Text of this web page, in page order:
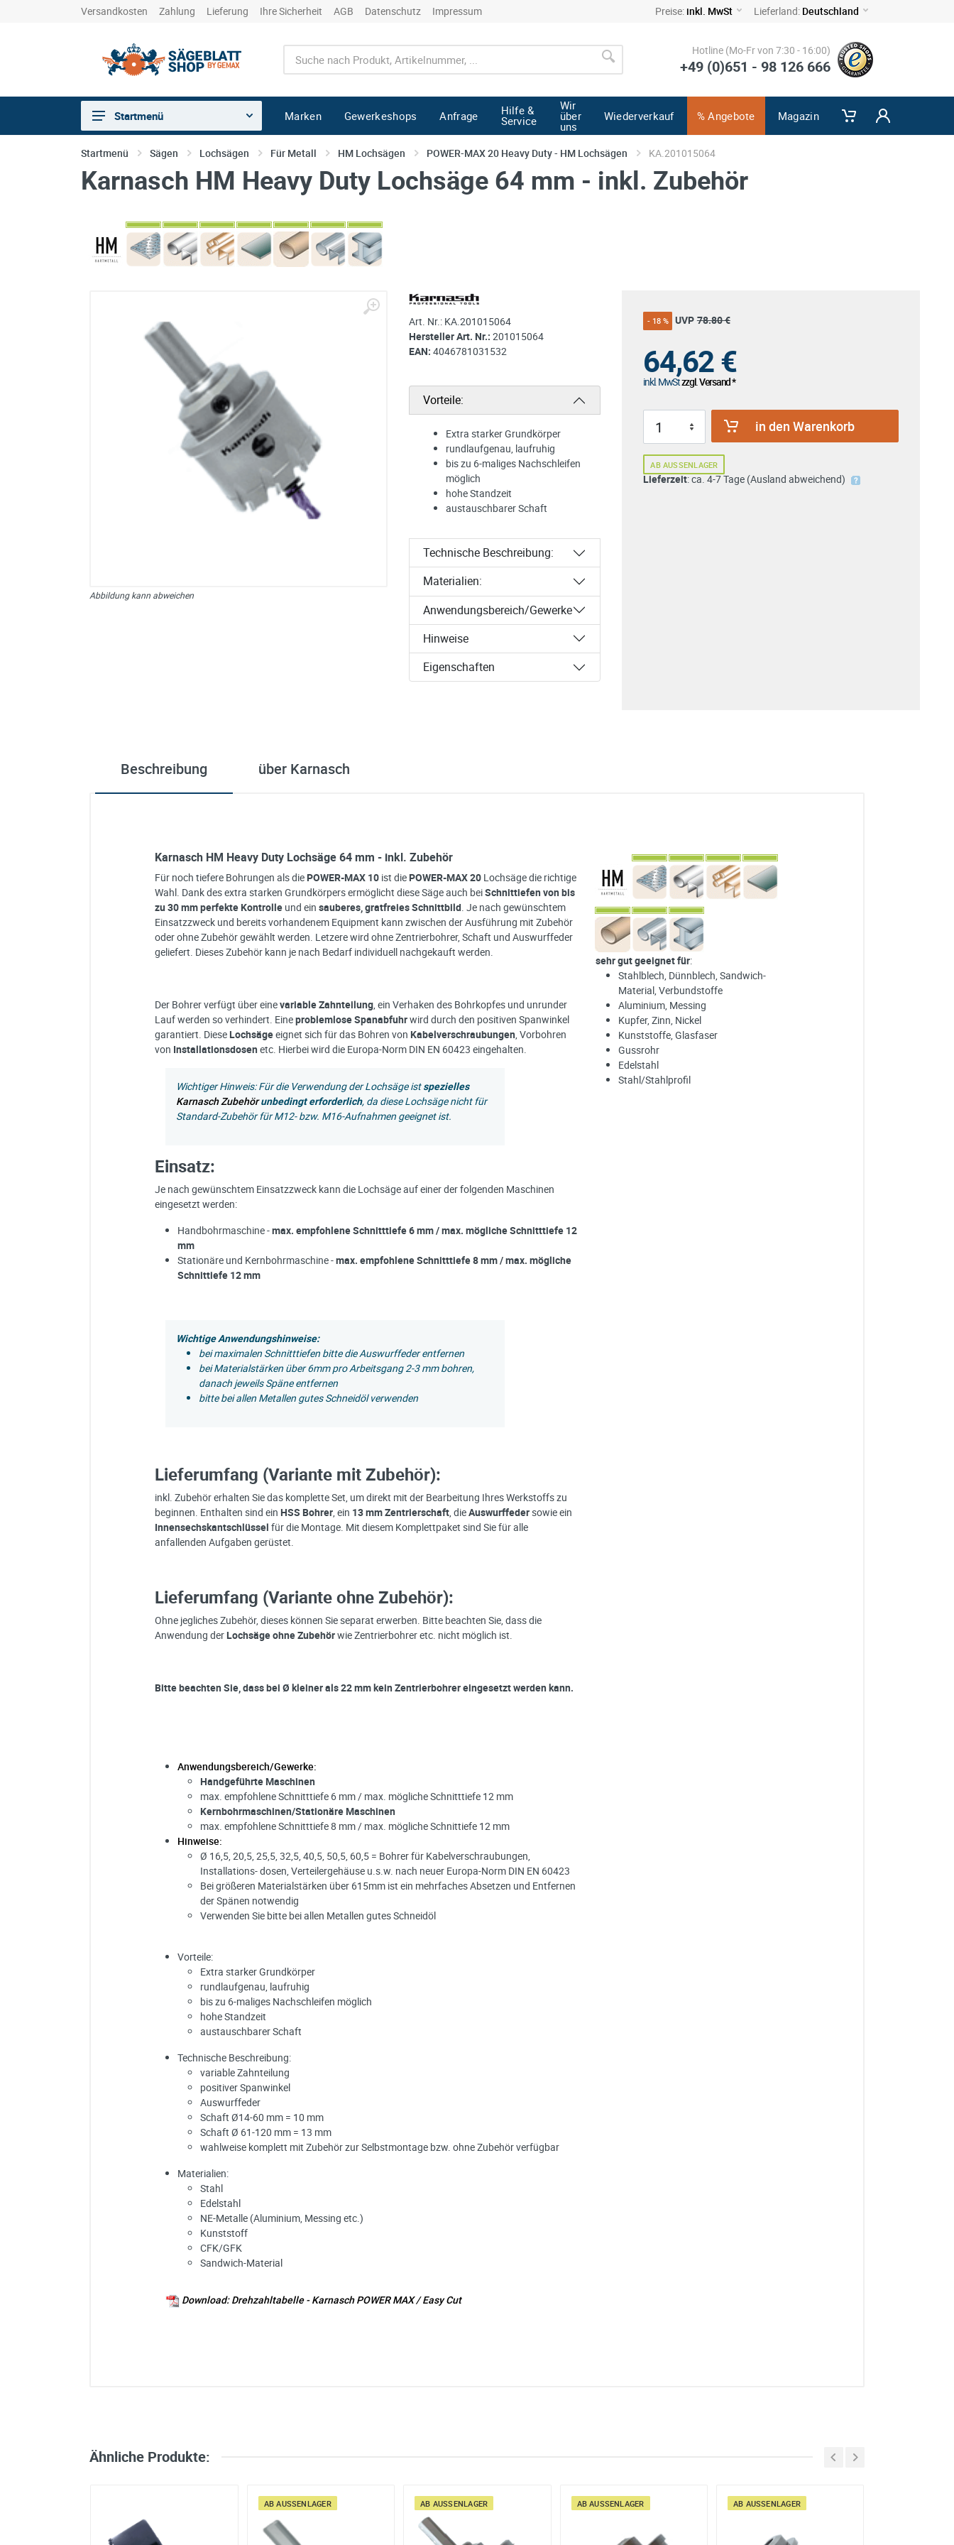
Versandkosten Zahlung Lieferung Ihre Sicherheit AGB Datenschutz Impressum Preise: inkl. MwSt Lieferland: Deutschland
Hotline (Mo-Fr von 7:30 - 16:00)
+49 (0)651 - 98 126 666
Sägen
Trennen
Schleifen
kreative Holzbearbeitung
sonstiges/Zubehör
Startmenü Marken Gewerkeshops Anfrage Hilfe &
Service
Wir
über
uns
Wiederverkauf % Angebote Magazin
Startmenü Sägen Lochsägen Für Metall HM Lochsägen POWER-MAX 20 Heavy Duty - HM Lochsägen KA.201015064
Karnasch HM Heavy Duty Lochsäge 64 mm - inkl. Zubehör
Abbildung kann abweichen
Art. Nr.: KA.201015064
Hersteller Art. Nr.: 201015064
EAN: 4046781031532
Vorteile:
Extra starker Grundkörper
rundlaufgenau, laufruhig
bis zu 6-maliges Nachschleifen
möglich
hohe Standzeit
austauschbarer Schaft
Technische Beschreibung:
Materialien:
Anwendungsbereich/Gewerke
Hinweise
Eigenschaften
- 18 % UVP 78.80 €
64,62€
inkl. MwStzzgl. Versand *
in den Warenkorb
AB AUSSENLAGER
Lieferzeit: ca. 4-7 Tage (Ausland abweichend)
Beschreibung über Karnasch
Karnasch HM Heavy Duty Lochsäge 64 mm - inkl. Zubehör
Für noch tiefere Bohrungen als die POWER-MAX 10 ist die POWER-MAX 20 Lochsäge die richtige
Wahl. Dank des extra starken Grundkörpers ermöglicht diese Säge auch beiSchnittiefen von bis
zu 30 mmperfekte Kontrolle und ein sauberes, gratfreies Schnittbild. Je nach gewünschtem
Einsatzzweck und bereits vorhandenem Equipment kann zwischen der Ausführung mit Zubehör
oder ohne Zubehör gewählt werden. Letzere wird ohne Zentrierbohrer, Schaft und Auswurffeder
geliefert. Dieses Zubehör kann je nach Bedarf individuell nachgekauft werden.
Der Bohrer verfügt über einevariable Zahnteilung, ein Verhaken des Bohrkopfes und unrunder
Lauf werden so verhindert. Eineproblemlose Spanabfuhrwird durch den positiven Spanwinkel
garantiert. Diese Lochsägeeignet sich für das Bohren von Kabelverschraubungen, Vorbohren
von Installationsdosen etc. Hierbei wird die Europa-Norm DIN EN 60423 eingehalten.
Wichtiger Hinweis: Für die Verwendung der Lochsäge istspezielles
Karnasch Zubehörunbedingt erforderlich, da diese Lochsäge nicht für
Standard-Zubehör für M12- bzw. M16-Aufnahmen geeignet ist.
Einsatz:
Je nach gewünschtem Einsatzzweck kann die Lochsäge auf einer der folgenden Maschinen
eingesetzt werden:
Handbohrmaschine -max. empfohlene Schnitttiefe 6 mm / max. mögliche Schnitttiefe 12
mm
Stationäre und Kernbohrmaschine -max. empfohlene Schnitttiefe 8 mm / max. mögliche
Schnittiefe 12 mm
Wichtige Anwendungshinweise:
bei maximalen Schnitttiefen bitte die Auswurffeder entfernen
bei Materialstärken über 6mm pro Arbeitsgang 2-3 mm bohren,
danach jeweils Späne entfernen
bitte bei allen Metallen gutes Schneidöl verwenden
Lieferumfang (Variante mit Zubehör):
inkl. Zubehör erhalten Sie das komplette Set, um direkt mit der Bearbeitung Ihres Werkstoffs zu
beginnen. Enthalten sind ein HSS Bohrer, ein 13 mm Zentrierschaft, dieAuswurffedersowie ein
Innensechskantschlüssel für die Montage. Mit diesem Komplettpaket sind Sie für alle
anfallenden Aufgaben gerüstet.
Lieferumfang (Variante ohne Zubehör):
Ohne jegliches Zubehör, dieses können Sie separat erwerben. Bitte beachten Sie, dass die
Anwendung der Lochsäge ohne Zubehörwie Zentrierbohrer etc. nicht möglich ist.
Bitte beachten Sie, dass bei Ø kleiner als 22 mm kein Zentrierbohrer eingesetzt werden kann.
Anwendungsbereich/Gewerke:
Handgeführte Maschinen
max. empfohlene Schnitttiefe 6 mm / max. mögliche Schnitttiefe 12 mm
Kernbohrmaschinen/Stationäre Maschinen
max. empfohlene Schnitttiefe 8 mm / max. mögliche Schnittiefe 12 mm
Hinweise:
Ø 16,5, 20,5, 25,5, 32,5, 40,5, 50,5, 60,5 = Bohrer für Kabelverschraubungen,
Installations- dosen, Verteilergehäuse u.s.w. nach neuer Europa-Norm DIN EN 60423
Bei größeren Materialstärken über 615mm ist ein mehrfaches Absetzen und Entfernen
der Spänen notwendig
Verwenden Sie bitte bei allen Metallen gutes Schneidöl
Vorteile:
Extra starker Grundkörper
rundlaufgenau, laufruhig
bis zu 6-maliges Nachschleifen möglich
hohe Standzeit
austauschbarer Schaft
Technische Beschreibung:
variable Zahnteilung
positiver Spanwinkel
Auswurffeder
Schaft Ø14-60 mm = 10 mm
Schaft Ø 61-120 mm = 13 mm
wahlweise komplett mit Zubehör zur Selbstmontage bzw. ohne Zubehör verfügbar
Materialien:
Stahl
Edelstahl
NE-Metalle (Aluminium, Messing etc.)
Kunststoff
CFK/GFK
Sandwich-Material
Download: Drehzahltabelle - Karnasch POWER MAX / Easy Cut
sehr gut geeignet für:
Stahlblech, Dünnblech, Sandwich-
Material, Verbundstoffe
Aluminium, Messing
Kupfer, Zinn, Nickel
Kunststoffe, Glasfaser
Gussrohr
Edelstahl
Stahl/Stahlprofil
Ihre Anschrift
Ähnliche Produkte:
AB AUSSENLAGER AB AUSSENLAGER AB AUSSENLAGER AB AUSSENLAGER